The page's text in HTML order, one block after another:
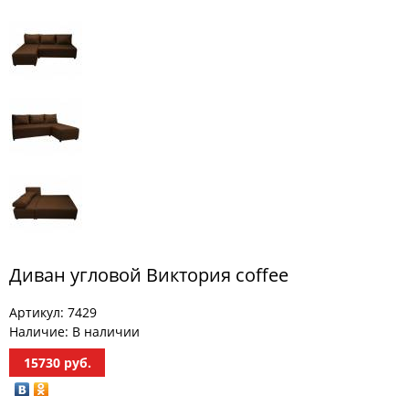
Диван угловой Виктория coffee
Артикул: 7429
Наличие: В наличии
15730руб.
ПРИХОЖЕЙ
ОФИСНАЯ
МАТРАСЫ
ВАННОЙ
МЕБЕЛЬ-
ТРАНСФОРМЕР
РАЗНАЯ
МЕБЕЛЬ